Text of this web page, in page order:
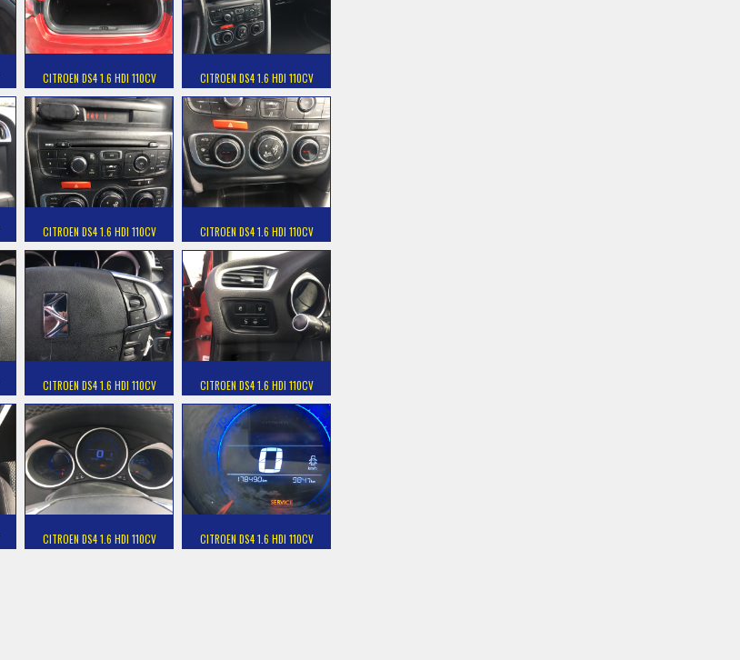
CITROEN DS4 1.6 HDI 110CV CITROEN DS4 1.6 HDI 110CV
CITROEN DS4 1.6 HDI 110CV CITROEN DS4 1.6 HDI 110CV
CITROEN DS4 1.6 HDI 110CV CITROEN DS4 1.6 HDI 110CV
CITROEN DS4 1.6 HDI 110CV CITROEN DS4 1.6 HDI 110CV